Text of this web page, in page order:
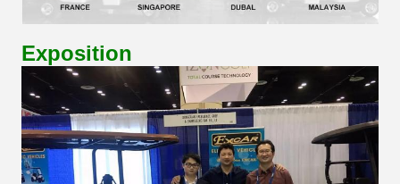
Exposition